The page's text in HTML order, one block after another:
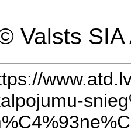
Valsts